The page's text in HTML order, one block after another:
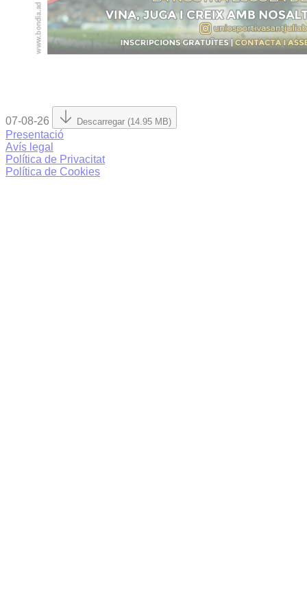
07-08-26 Descarregar (14.95 MB)
Presentació
Avís legal
Política de Privacitat
Política de Cookies